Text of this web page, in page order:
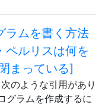
ラムを書く方法
ペルリスは何を
まっている]
のような引用があり
グラムを作成するに